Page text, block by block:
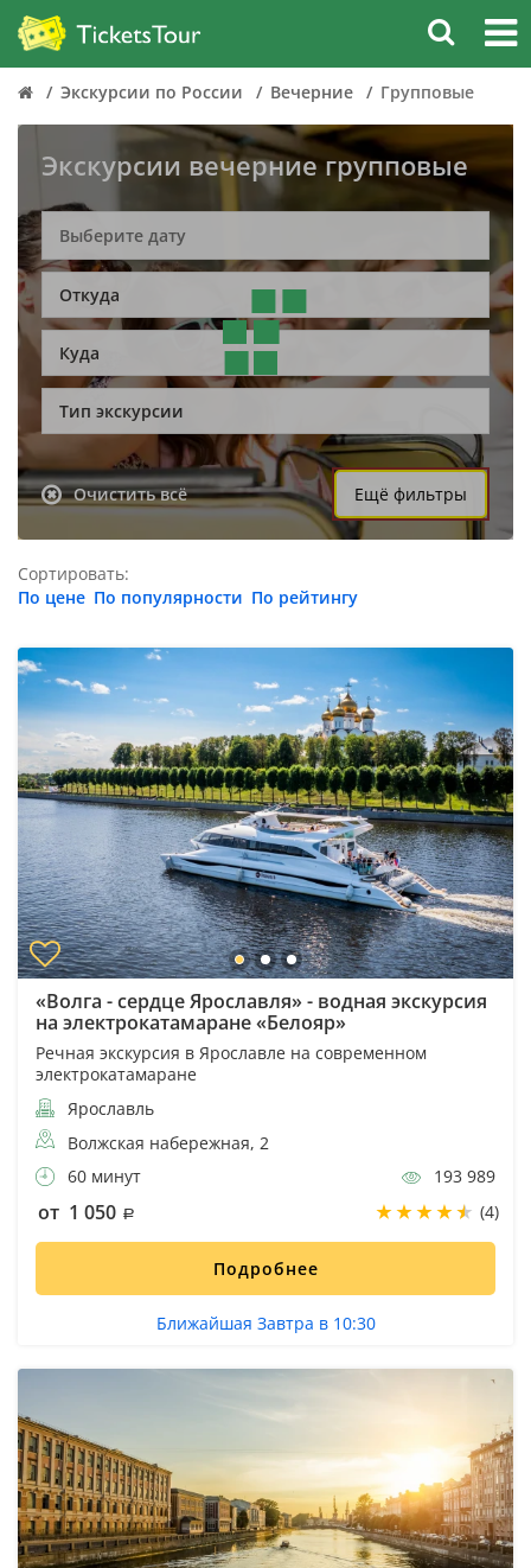
Экскурсии по России Вечерние Групповые
Экскурсии вечерние групповые
Откуда
Куда
Тип экскурсии
Очистить всё Ещё фильтры
Сортировать:
По цене По популярности По рейтингу
«Волга - сердце Ярославля» - водная экскурсия
на электрокатамаране «Белояр»
Речная экскурсия в Ярославле на современном
электрокатамаране
Ярославль
Волжская набережная, 2
60 минут
193 989
от 1 050 (4)
Подробнее
Ближайшая Завтра в 10:30